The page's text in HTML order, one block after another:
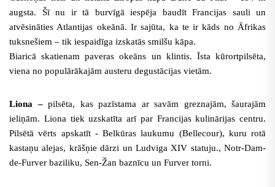
augsta. Šī nu ir tā burvīgā iespēja baudīt Francijas sauli un
atvēsināties Atlantijas okeānā. Ir sajūta, ka te ir kāds no Āfrikas
tuksnešiem – tik iespaidīga izskatās smilšu kāpa.
Biaricā skatienam paveras okeāns un klintis. Īsta kūrortpilsēta,
viena no populārākajām austeru degustācijas vietām.
Liona – pilsēta, kas pazīstama ar savām greznajām, šaurajām
ieliņām. Liona tiek uzskatīta arī par Francijas kulinārijas centru.
Pilsētā vērts apskatīt - Belkūras laukumu (Bellecour), kuru rotā
kastaņu alejas, krāšņie dārzi un Ludviga XIV statuju., Notr-Dam-
de-Furver baziliku, Sen-Žan baznīcu un Furver torni.